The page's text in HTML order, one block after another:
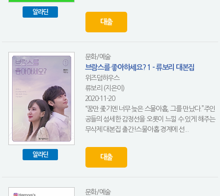
알라딘
대출
알라딘
문화/예술
브람스를 좋아하세요? 1 - 류보리 대본집
위즈덤하우스
류보리 (지은이)
2020-11-20
“꿈만 좇기엔 너무 늦은 스물아홉, 그를 만났다.”주인
공들의 섬세한 감정선을 오롯이 느낄 수 있게 해주는
무삭제 대본집 출간!스물아홉 경계에 선...
대출
문화/예술